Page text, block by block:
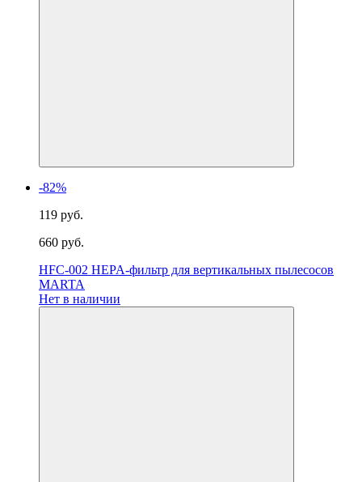
-82%
119 руб.
660 руб.
HFC-002 HEPA-фильтр для вертикальных пылесосов
MARTA
Нет в наличии